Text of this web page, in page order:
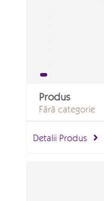
Produs
Fără categorie
Detalii Produs